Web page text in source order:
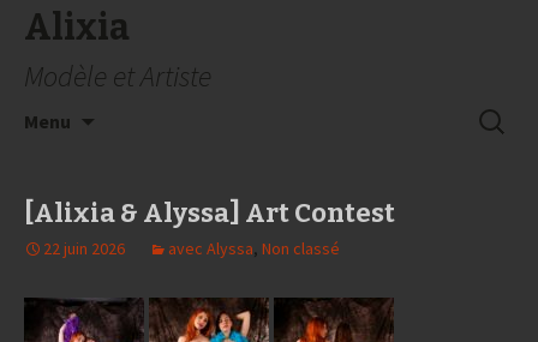
Alixia
Modèle et Artiste
Menu
[Alixia & Alyssa] Art Contest
22 juin 2026 avec Alyssa, Non classé